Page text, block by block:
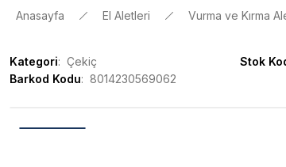
Anasayfa El Aletleri Vurma ve Kırma
Kategori Çekiç Stok
Barkod Kodu
8014230569062